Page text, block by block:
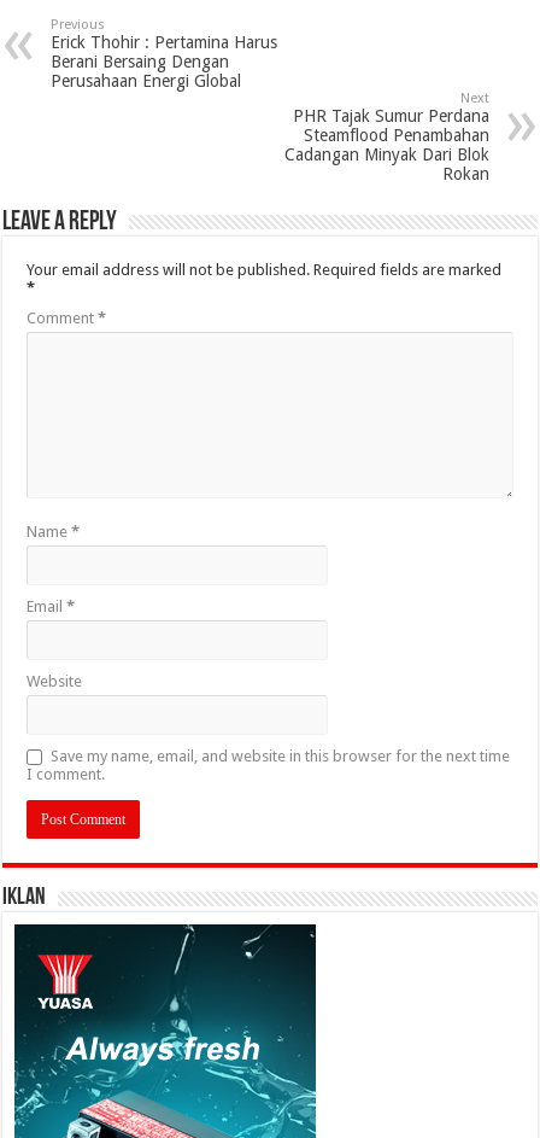
Previous
Erick Thohir : Pertamina Harus
Berani Bersaing Dengan
Perusahaan Energi Global
Next
PHR Tajak Sumur Perdana
Steamflood Penambahan
Cadangan Minyak Dari Blok
Rokan
Leave a Reply
Your email address will not be published. Required fields are marked
*
Comment*
Name*
Email*
Website
Save my name, email, and website in this browser for the next time
I comment.
IKLAN